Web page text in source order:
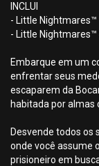
INCLUI
- Little Nightmares™
- Little
Embarque em um
enfrentar seus
escaparem da
habitada por almas
Desvende todos os
onde você assume
prisioneiro em